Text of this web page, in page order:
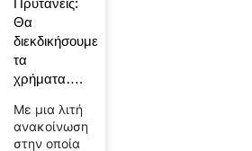
Πρυτάνεις:
Θα
διεκδικήσουμε
τα
χρήματα….
Με μια λιτή
ανακοίνωση
στην οποία